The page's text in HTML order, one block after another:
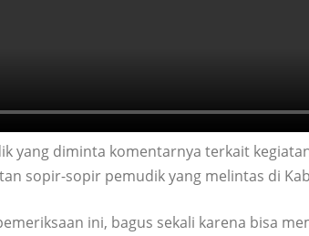
yang diminta komentarnya terkait
sopir-sopir pemudik yang melintas di
ini, bagus sekali karena bisa